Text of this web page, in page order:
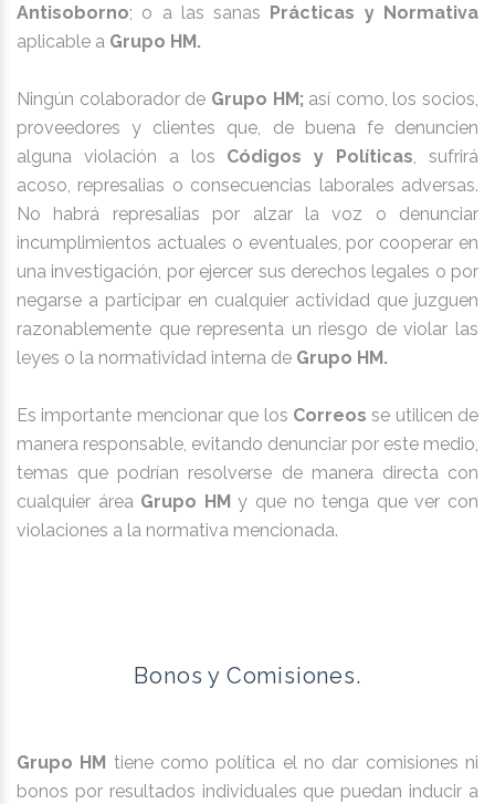
Antisoborno; o a las sanas
Prácticas y Normativa
aplicable a Grupo HM.
Ningún colaborador de Grupo HM; así como, los socios,
proveedores y clientes que, de buena fe denuncien
alguna violación a los Códigos y Políticas, sufrirá
acoso, represalias o consecuencias laborales adversas.
No habrá represalias por alzar la voz o denunciar
incumplimientos actuales o eventuales, por cooperar en
una investigación, por ejercer sus derechos legales o por
negarse a participar en cualquier actividad que juzguen
razonablemente que representa un riesgo de violar las
leyes o la normatividad interna de Grupo HM.
Es importante mencionar que los Correos se utilicen de
manera responsable, evitando denunciar por este medio,
temas que podrían resolverse de manera directa con
cualquier área Grupo HM y que no tenga que ver con
violaciones a la normativa mencionada.
Bonos y Comisiones.
Grupo HM tiene como política el no dar comisiones ni
bonos por resultados individuales que puedan inducir a